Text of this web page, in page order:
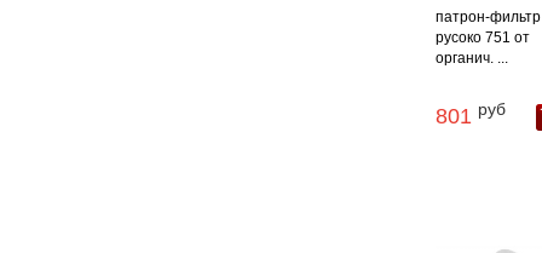
патрон-фильтр
русоко 751 от
органич. ...
801 руб